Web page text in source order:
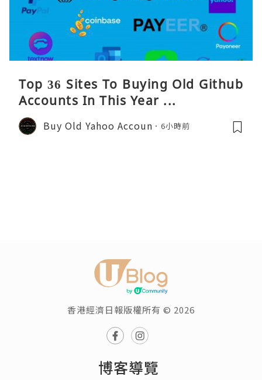
Top 36 Sites To Buying Old Github
Accounts In This Year ...
Buy Old Yahoo Accoun 6小時前
香港經濟日報版權所有 © 2026
博客導覽